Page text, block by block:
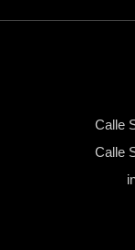
Calle
Calle